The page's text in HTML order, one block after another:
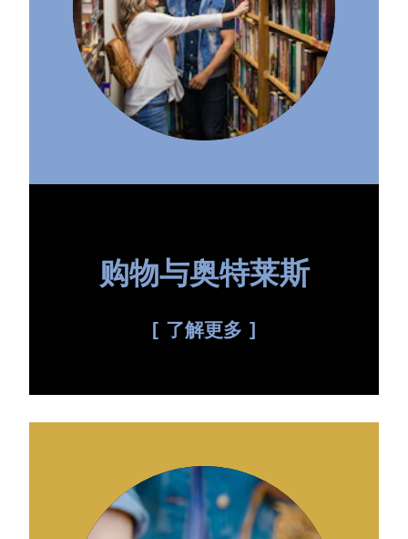
购物与奥特莱斯
了解更多